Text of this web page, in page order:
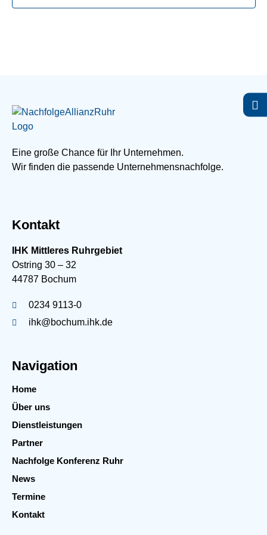
Eine große Chance für Ihr Unternehmen.
Wir finden die passende Unternehmensnachfolge.
Kontakt
IHK Mittleres Ruhrgebiet
Ostring 30 – 32
44787 Bochum
0234 9113-0
ihk@bochum.ihk.de
Navigation
Home
Über uns
Dienstleistungen
Partner
Nachfolge Konferenz Ruhr
News
Termine
Kontakt